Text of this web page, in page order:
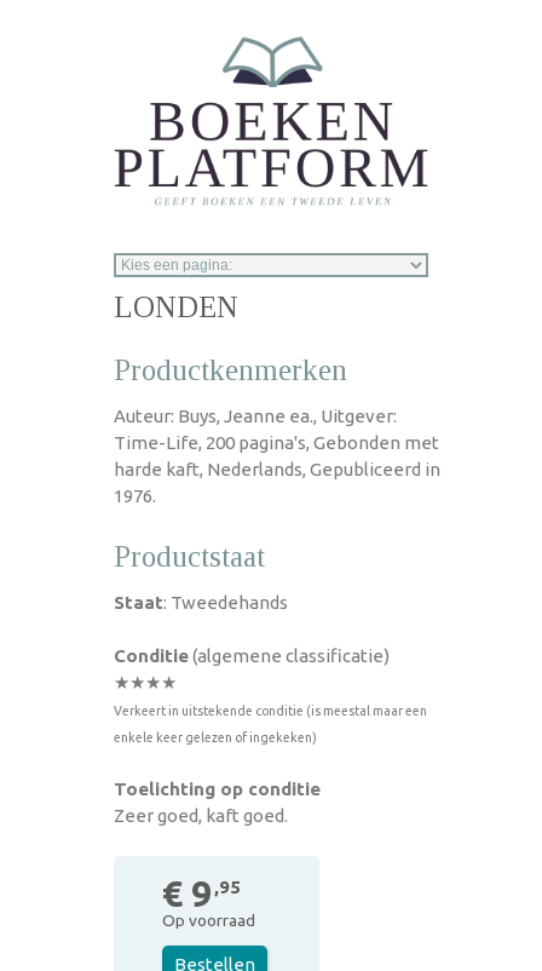
LONDEN
Productkenmerken
Auteur: Buys, Jeanne ea., Uitgever:
Time-Life, 200 pagina's, Gebonden met
harde kaft, Nederlands, Gepubliceerd in
1976.
Productstaat
Staat: Tweedehands
Conditie(algemene classificatie)
★★★★
Verkeert in uitstekende conditie (is meestal maar een
enkele keer gelezen of ingekeken)
Toelichting op conditie
Zeer goed, kaft goed.
€ 9 ,95
Op voorraad
Bestellen